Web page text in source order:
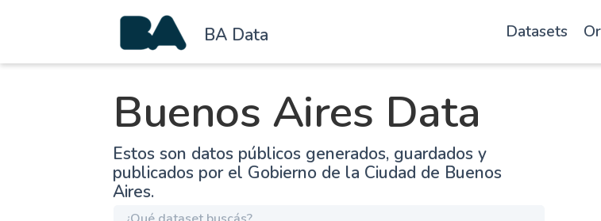
BA Data Datasets
Buenos Aires Data
Estos son datos públicos generados, guardados y
publicados por el Gobierno de la Ciudad de Buenos
Aires.